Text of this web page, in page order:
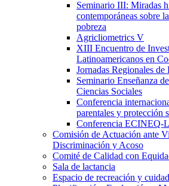
Seminario III: Miradas
contemporáneas sobre
pobreza
Agricliometrics V
XIII Encuentro de
Latinoamericanos en
Jornadas Regionales de
Seminario Enseñanza
Ciencias Sociales
Conferencia
parentales y protección
Conferencia ECINEQ-
Comisión de Actuación ante
Discriminación y Acoso
Comité de Calidad con
Sala de lactancia
Espacio de recreación y